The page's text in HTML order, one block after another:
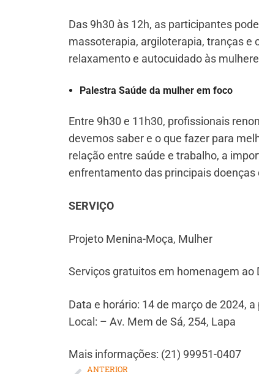
Das 9h30 às 12h, as participantes
massoterapia, argiloterapia, tranças e
relaxamento e autocuidado às
Palestra Saúde da mulher em foco
Entre 9h30 e 11h30, profissionais
devemos saber e o que fazer para
relação entre saúde e trabalho, a
enfrentamento das principais
SERVIÇO
Projeto Menina-Moça, Mulher
Serviços gratuitos em homenagem ao
Data e horário: 14 de março de 2024,
Local: – Av. Mem de Sá, 254, Lapa
Mais informações: (21) 99951-0407
ANTERIOR